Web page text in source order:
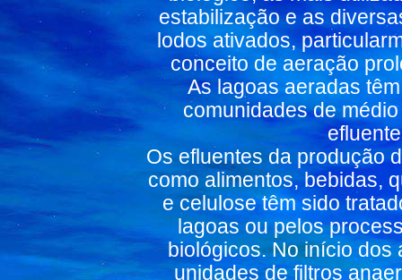
estabilização e as
lodos ativados,
conceito de aeração
As lagoas aeradas
comunidades de
Os efluentes da produção
como alimentos, bebidas,
e celulose têm sido
lagoas ou pelos
biológicos. No início dos
unidades de filtros